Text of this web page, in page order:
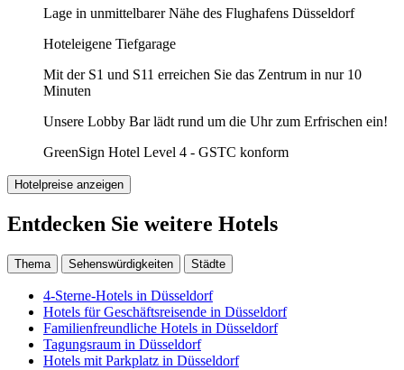
Lage in unmittelbarer Nähe des Flughafens Düsseldorf
Hoteleigene Tiefgarage
Mit der S1 und S11 erreichen Sie das Zentrum in nur 10
Minuten
Unsere Lobby Bar lädt rund um die Uhr zum Erfrischen ein!
GreenSign Hotel Level 4 - GSTC konform
Hotelpreise anzeigen
Entdecken Sie weitere Hotels
Thema Sehenswürdigkeiten Städte
4-Sterne-Hotels in Düsseldorf
Hotels für Geschäftsreisende in Düsseldorf
Familienfreundliche Hotels in Düsseldorf
Tagungsraum in Düsseldorf
Hotels mit Parkplatz in Düsseldorf